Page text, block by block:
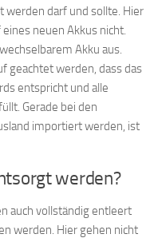
werden darf und sollte. Hier
neuen Akkus nicht.
Akku aus.
geachtet werden, dass das
entspricht und alle
Gerade bei den
importiert werden, ist
werden?
auch vollständig entleert
werden. Hier gehen nicht